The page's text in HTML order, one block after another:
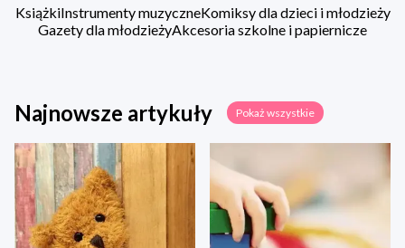
KsiążkiInstrumenty muzyczneKomiksy dla dzieci i młodzieży
Gazety dla młodzieżyAkcesoria szkolne i papiernicze
Najnowsze artykuły Pokaż wszystkie